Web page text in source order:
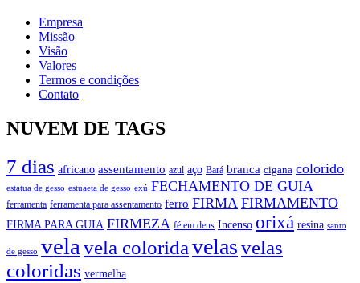
Empresa
Missão
Visão
Valores
Termos e condições
Contato
NUVEM DE TAGS
7 dias africano assentamento azul aço Bará branca cigana colorido
estatua de gesso estuaeta de gesso exú FECHAMENTO DE GUIA
ferramenta ferramenta para assentamento ferro FIRMA FIRMAMENTO
FIRMA PARA GUIA FIRMEZA fé em deus Incenso orixá resina santo
de gesso vela vela coloridavelasvelas
coloridas vermelha